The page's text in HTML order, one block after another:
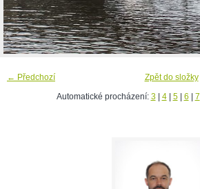
← Předchozí
Zpět do složky
Automatické procházení: 3| 4| 5| 6 7